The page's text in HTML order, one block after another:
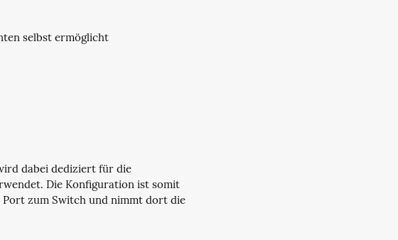
selbst ermöglicht
dabei dediziert für die
Die Konfiguration ist somit
Port zum Switch und nimmt dort die